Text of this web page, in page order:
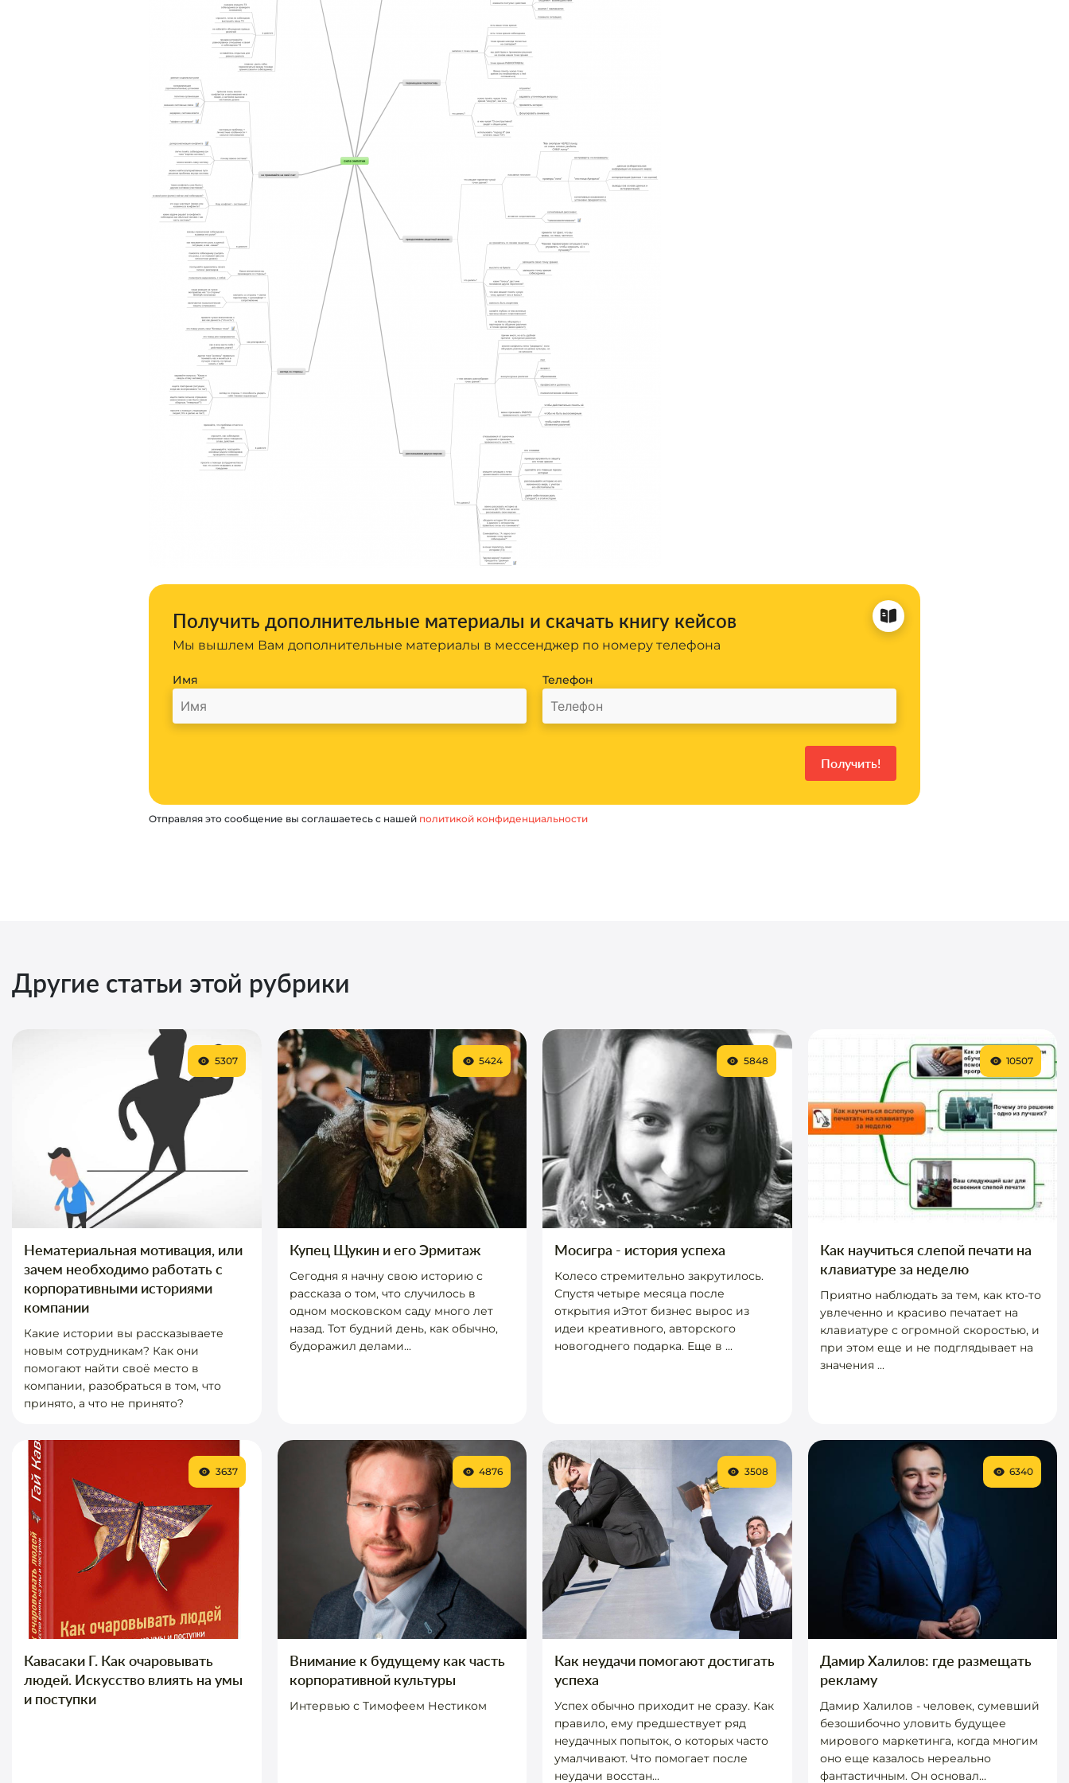
Получить дополнительные материалы и скачать книгу кейсов
Мы вышлем Вам дополнительные материалы в мессенджер по номеру телефона
Имя Телефон
Отправляя это сообщение вы соглашаетесь с нашей политикой конфиденциальности
Другие статьи этой рубрики
Нематериальная мотивация, или
зачем необходимо работать с
корпоративными историями
компании
Какие истории вы рассказываете
новым сотрудникам? Как они
помогают найти своё место в
компании, разобраться в том, что
принято, а что не принято?
5307
Купец Щукин и его Эрмитаж
Сегодня я начну свою историю с
рассказа о том, что случилось в
одном московском саду много лет
назад. Тот будний день, как обычно,
будоражил делами...
5424
Мосигра - история успеха
Колесо стремительно закрутилось.
Спустя четыре месяца после
открытия иЭтот бизнес вырос из
идеи креативного, авторского
новогоднего подарка. Еще в ...
5848
Как научиться слепой печати на
клавиатуре за неделю
Приятно наблюдать за тем, как кто-то
увлеченно и красиво печатает на
клавиатуре с огромной скоростью, и
при этом еще и не подглядывает на
значения ...
10507
Кавасаки Г. Как очаровывать
людей. Искусство влиять на умы
и поступки
3637
Внимание к будущему как часть
корпоративной культуры
Интервью с Тимофеем Нестиком
4876
Как неудачи помогают достигать
успеха
Успех обычно приходит не сразу. Как
правило, ему предшествует ряд
неудачных попыток, о которых часто
умалчивают. Что помогает после
неудачи восстан...
3508
Дамир Халилов: где размещать
рекламу
Дамир Халилов - человек, сумевший
безошибочно уловить будущее
мирового маркетинга, когда многим
оно еще казалось нереально
фантастичным. Он основал...
6340